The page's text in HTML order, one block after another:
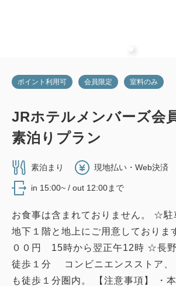
ポイント利用可 会員限定 室料のみ
JRホテルメンバーズ会
素泊りプラン
素泊まり 現地払い・Web決済
in 15:00~ / out 12:00まで
お食事は含まれておりません。 ☆駐
地下１階と地上にご用意しており
００円 15時から翌正午12時 ☆長野
徒歩１分 コンビニエンスストア、
も徒歩１分圏内。 【注意事項】 ・